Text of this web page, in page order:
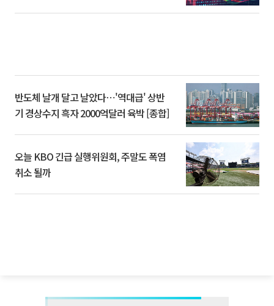
반도체 날개 달고 날았다⋯'역대급' 상반
기 경상수지 흑자 2000억달러 육박 [종합]
오늘 KBO 긴급 실행위원회, 주말도 폭염
취소 될까